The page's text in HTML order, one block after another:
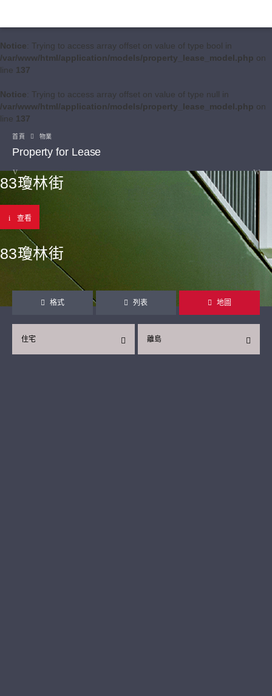
Notice: Trying to access array offset on value of type bool in
/var/www/html/application/models/property_lease_model.php on
line 137
Notice: Trying to access array offset on value of type null in
/var/www/html/application/models/property_lease_model.php on
line 137
首頁 物業
Property for Lease
83瓊林街
查看
83瓊林街
格式 列表 地圖
離島
住宅